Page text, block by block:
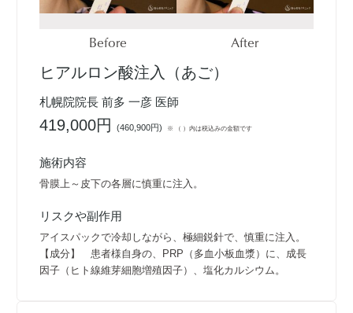
Before After
ヒアルロン酸注入（あご）
札幌院院長 前多 一彦 医師
419,000円(460,900円) ※ （ ）内は税込みの金額です
施術内容
骨膜上～皮下の各層に慎重に注入。
リスクや副作用
アイスパックで冷却しながら、極細鋭針で、慎重に注入。
【成分】 患者様自身の、PRP（多血小板血漿）に、成長
因子（ヒト線維芽細胞増殖因子）、塩化カルシウム。